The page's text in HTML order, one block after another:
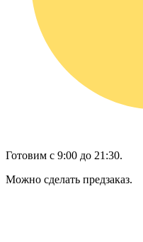
Готовим с 9:00 до 21:30.
Можно сделать предзаказ.